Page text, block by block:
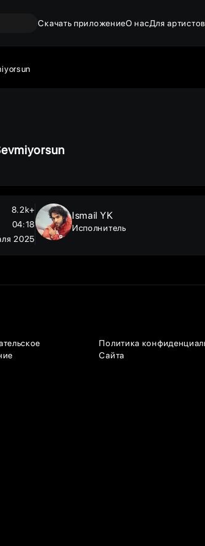
Скачать приложениеО насДля артистов
8.2k+
04:18
2025
Ismail YK
Исполнитель
Политика
Сайта